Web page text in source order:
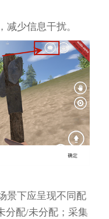
少信息干扰。
景下应呈现不同配
分配/未分配；采集